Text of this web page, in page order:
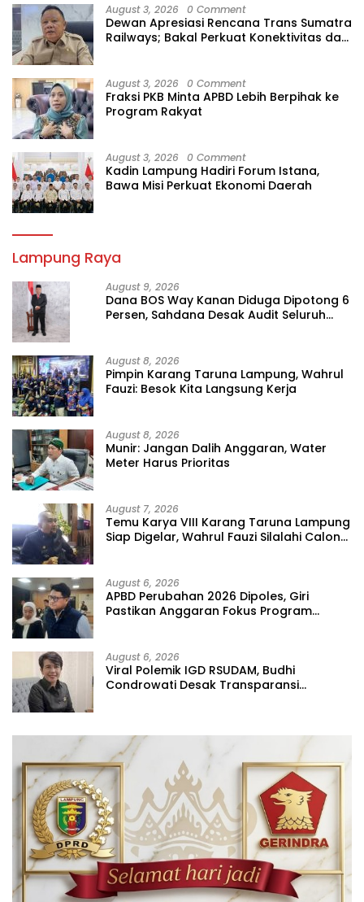
August 3, 2026 0 Comment
Dewan Apresiasi Rencana Trans Sumatra
Railways; Bakal Perkuat Konektivitas dan
August 3, 2026 0 Comment
Fraksi PKB Minta APBD Lebih Berpihak ke
Program Rakyat
August 3, 2026 0 Comment
Kadin Lampung Hadiri Forum Istana,
Bawa Misi Perkuat Ekonomi Daerah
Lampung Raya
August 9, 2026
Dana BOS Way Kanan Diduga Dipotong 6
Persen, Sahdana Desak Audit Seluruh
August 8, 2026
Pimpin Karang Taruna Lampung, Wahrul
Fauzi: Besok Kita Langsung Kerja
August 8, 2026
Munir: Jangan Dalih Anggaran, Water
Meter Harus Prioritas
August 7, 2026
Temu Karya VIII Karang Taruna Lampung
Siap Digelar, Wahrul Fauzi Silalahi Calon
August 6, 2026
APBD Perubahan 2026 Dipoles, Giri
Pastikan Anggaran Fokus Program
August 6, 2026
Viral Polemik IGD RSUDAM, Budhi
Condrowati Desak Transparansi